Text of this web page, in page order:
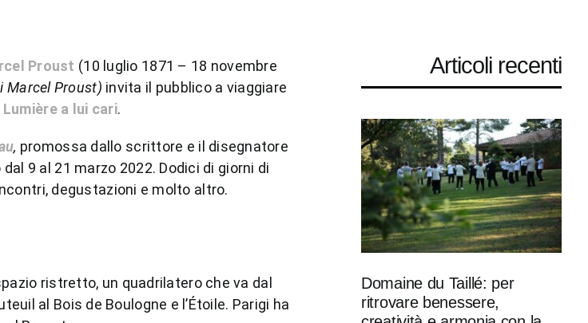
Proust (10 luglio 1871 – 18 novembre
Marcel Proust) invita il pubblico a viaggiare
a lui cari.
, promossa dallo scrittore e il disegnatore
9 al 21 marzo 2022. Dodici di giorni di
degustazioni e molto altro.
ristretto, un quadrilatero che va dal
al Bois de Boulogne e l’Étoile. Parigi ha
Articoli recenti
Domaine du Taillé: per
ritrovare benessere,